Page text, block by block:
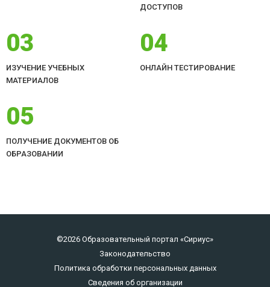
ДОСТУПОВ
03
ИЗУЧЕНИЕ УЧЕБНЫХ
МАТЕРИАЛОВ
04
ОНЛАЙН ТЕСТИРОВАНИЕ
05
ПОЛУЧЕНИЕ ДОКУМЕНТОВ ОБ
ОБРАЗОВАНИИ
©2026 Образовательный портал «Сириус»
Законодательство
Политика обработки персональных данных
Сведения об организации